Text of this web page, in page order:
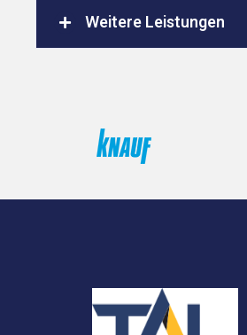
Weitere Leistungen